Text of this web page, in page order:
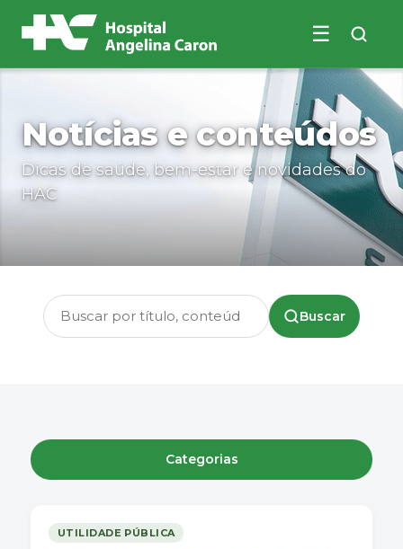
☰
Buscar no site
Notícias e conteúdos
Dicas de saúde, bem-estar e novidades do
HAC
Buscar
UTILIDADE PÚBLICA
Categorias